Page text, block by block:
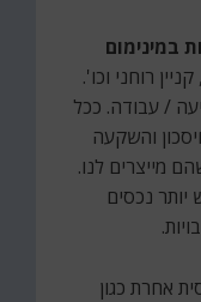
במינימום
רוחני וכו'.
/ עבודה. ככל
והשקעה
מייצרים לנו.
נכסים
אחרת כגון